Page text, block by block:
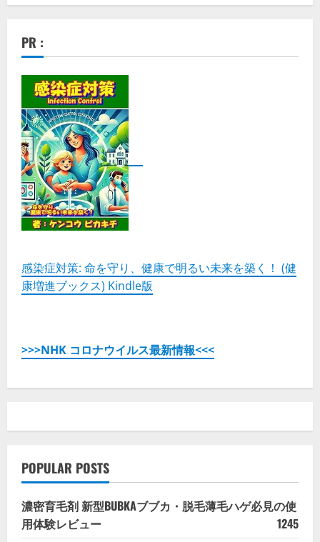
PR :
感染症対策: 命を守り、健康で明るい未来を築く！ (健
康増進ブックス) Kindle版
>>>NHK コロナウイルス最新情報<<<
POPULAR POSTS
濃密育毛剤 新型BUBKAブブカ・脱毛薄毛ハゲ必見の使
用体験レビュー
1245